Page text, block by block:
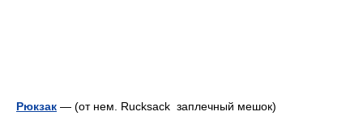
Рюкзак — (от нем. Rucksack заплечный мешок)